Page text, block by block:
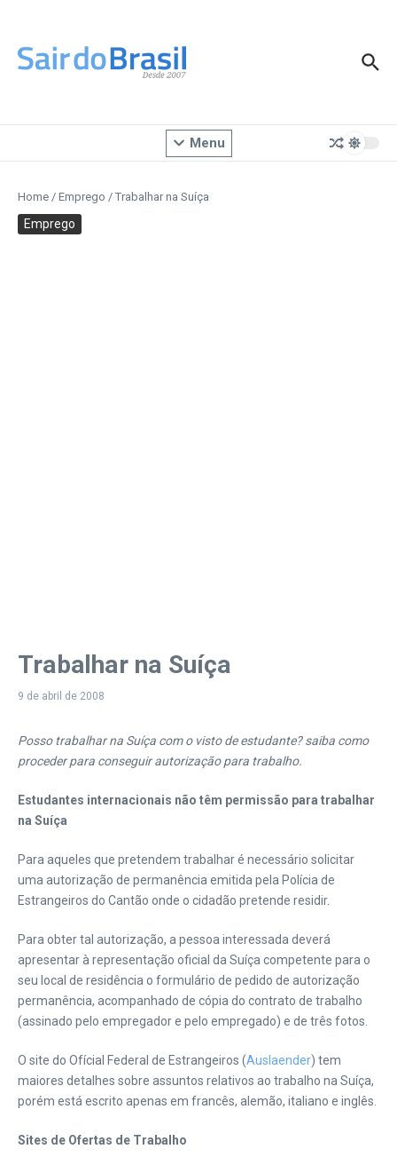
Menu
Home / Emprego / Trabalhar na Suíça
Emprego
Trabalhar na Suíça
9 de abril de 2008
Posso trabalhar na Suíça com o visto de estudante? saiba como
proceder para conseguir autorização para trabalho.
Estudantes internacionais não têm permissão para trabalhar
na Suíça
Para aqueles que pretendem trabalhar é necessário solicitar
uma autorização de permanência emitida pela Polícia de
Estrangeiros do Cantão onde o cidadão pretende residir.
Para obter tal autorização, a pessoa interessada deverá
apresentar à representação oficial da Suíça competente para o
seu local de residência o formulário de pedido de autorização
permanência, acompanhado de cópia do contrato de trabalho
(assinado pelo empregador e pelo empregado) e de três fotos.
O site do Ofícial Federal de Estrangeiros (Auslaender) tem
maiores detalhes sobre assuntos relativos ao trabalho na Suíça,
porém está escrito apenas em francês, alemão, italiano e inglês.
Sites de Ofertas de Trabalho